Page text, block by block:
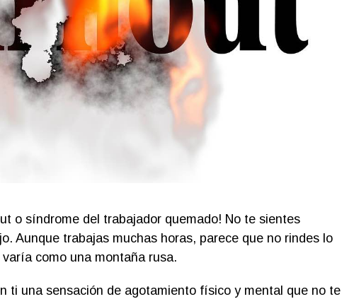
o síndrome del trabajador quemado! No te sientes
Aunque trabajas muchas horas, parece que no rindes lo
como una montaña rusa.
ti una sensación de agotamiento físico y mental que no te